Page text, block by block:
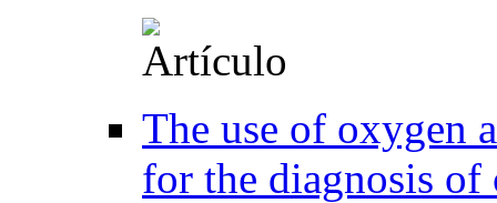
The use of oxygen
for the diagnosis